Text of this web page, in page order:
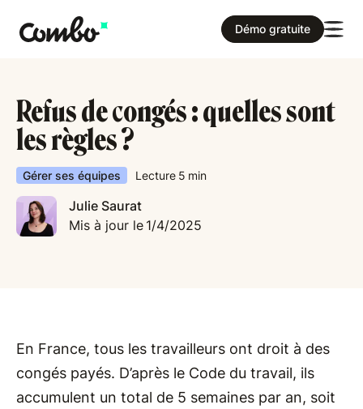
Démo gratuite
Refus de congés : quelles sont
les règles ?
Gérer ses équipes Lecture 5 min
Julie Saurat
Mis à jour le 1/4/2025
En France, tous les travailleurs ont droit à des
congés payés. D’après le Code du travail, ils
accumulent un total de 5 semaines par an, soit